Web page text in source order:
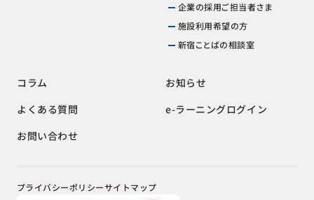
企業の採用ご担当者さま
施設利用希望の方
新宿ことばの相談室
コラム
お知らせ
よくある質問
e-ラーニングログイン
お問い合わせ
プライバシーポリシーサイトマップ